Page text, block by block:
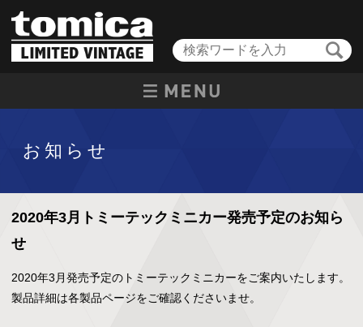
お知らせ
2020年3月トミーテックミニカー発売予定のお知ら
せ
2020年3月発売予定のトミーテックミニカーをご案内いたします。
製品詳細は各製品ページをご確認くださいませ。